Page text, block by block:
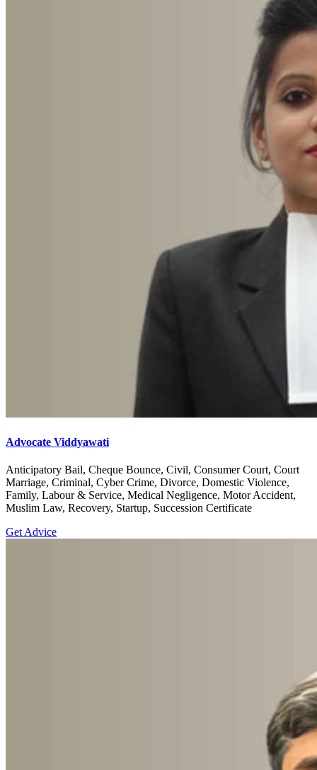
Advocate Viddyawati
Anticipatory Bail, Cheque Bounce, Civil, Consumer Court, Court
Marriage, Criminal, Cyber Crime, Divorce, Domestic Violence,
Family, Labour & Service, Medical Negligence, Motor Accident,
Muslim Law, Recovery, Startup, Succession Certificate
Get Advice